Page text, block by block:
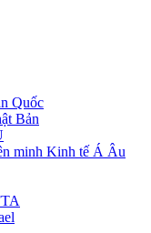
Quốc
Bản
minh Kinh tế Á Âu